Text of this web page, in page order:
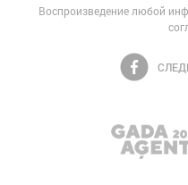
Воспроизведение любой